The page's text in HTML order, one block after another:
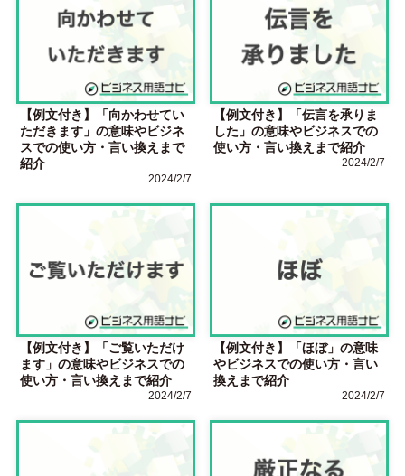
【例文付き】「向かわせてい
ただきます」の意味やビジネ
スでの使い方・言い換えまで
紹介
2024/2/7
【例文付き】「伝言を承りま
した」の意味やビジネスでの
使い方・言い換えまで紹介
2024/2/7
【例文付き】「ご覧いただけ
ます」の意味やビジネスでの
使い方・言い換えまで紹介
2024/2/7
【例文付き】「ほぼ」の意味
やビジネスでの使い方・言い
換えまで紹介
2024/2/7